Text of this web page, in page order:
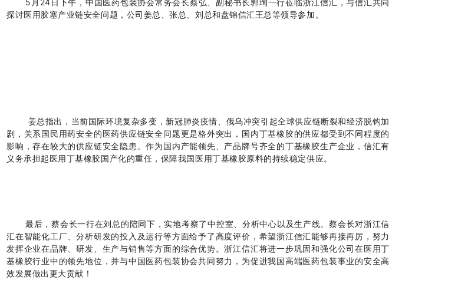
5月24日下午，中国医药包装协会常务会长蔡弘、副秘书长郭珣一行莅临浙江信汇，与信汇共同
探讨医用胶塞产业链安全问题，公司姜总、张总、刘总和盘锦信汇王总等领导参加。
姜总指出，当前国际环境复杂多变，新冠肺炎疫情、俄乌冲突引起全球供应链断裂和经济脱钩加
剧，关系国民用药安全的医药供应链安全问题更是格外突出，国内丁基橡胶的供应都受到不同程度的
影响，存在较大的供应链安全隐患。作为国内产能领先、产品牌号齐全的丁基橡胶生产企业，信汇有
义务承担起医用丁基橡胶国产化的重任，保障我国医用丁基橡胶原料的持续稳定供应。
最后，蔡会长一行在刘总的陪同下，实地考察了中控室、分析中心以及生产线。蔡会长对浙江信
汇在智能化工厂、分析研发的投入及运行等方面给予了高度评价，希望浙江信汇能够再接再厉，努力
发挥企业在品牌、研发、生产与销售等方面的综合优势。浙江信汇将进一步巩固和强化公司在医用丁
基橡胶行业中的领先地位，并与中国医药包装协会共同努力，为促进我国高端医药包装事业的安全高
效发展做出更大贡献！